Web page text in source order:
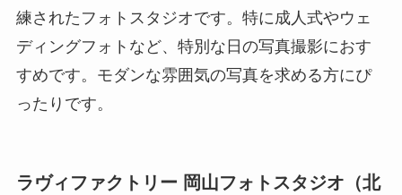
練されたフォトスタジオです。特に成人式やウェ
ディングフォトなど、特別な日の写真撮影におす
すめです。モダンな雰囲気の写真を求める方にぴ
ったりです。
ラヴィファクトリー 岡山フォトスタジオ（北